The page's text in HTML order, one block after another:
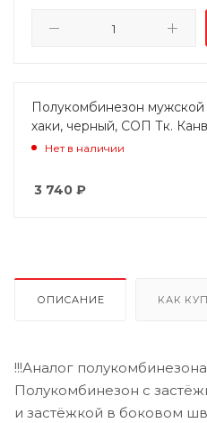
Полукомбинезон
хаки, черный, СОП Тк.
Нет в наличии
3 740 ₽
ОПИСАНИЕ КАК
!!!Аналог
Полукомбинезон с
и застёжкой в боковом